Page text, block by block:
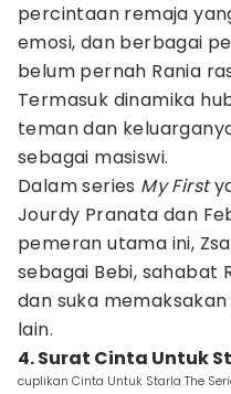
percintaan remaja
emosi, dan berbagai
belum pernah Rania
Termasuk dinamika
teman dan
sebagai masiswi.
Dalam series My First
Jourdy Pranata dan
pemeran utama ini,
sebagai Bebi, sahabat
dan suka
lain.
4. Surat Cinta Untuk
cuplikan Cinta Untuk Starla The